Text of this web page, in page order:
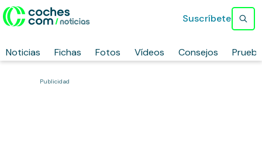
Noticias Fichas Fotos Vídeos Consejos
Suscríbete
Publicidad